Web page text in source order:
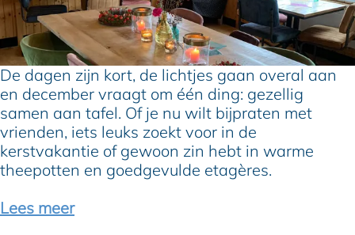
e
s
t
-
o
u
t
f
i
t
s
e
u
k
s
t
e
s
p
o
t
s
v
De dagen zijn kort, de lichtjes gaan overal aan
en december vraagt om één ding: gezellig
samen aan tafel. Of je nu wilt bijpraten met
vrienden, iets leuks zoekt voor in de
kerstvakantie of gewoon zin hebt in warme
theepotten en goedgevulde etagères.
Lees meer